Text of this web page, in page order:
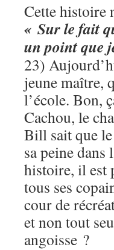
Cette histoire
« Sur le fait
un point que
23)
jeune maître,
l’école. Bon,
Cachou, le
Bill sait que
sa peine
histoire, il est
tous ses
cour de
et non tout
angoisse ?